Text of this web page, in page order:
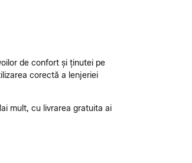
de confort și ținutei pe
corectă a lenjeriei
mult, cu livrarea gratuita ai